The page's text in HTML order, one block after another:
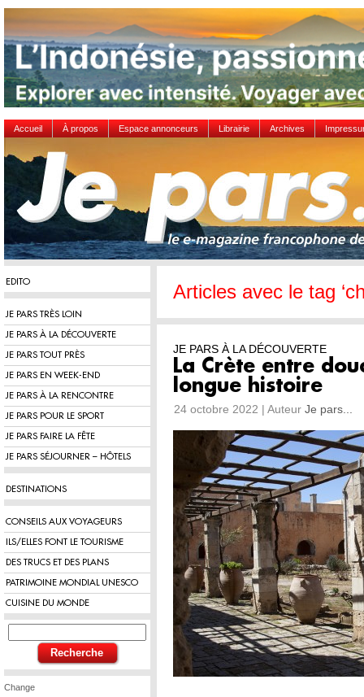
Accueil À propos Espace annonceurs Librairie Archives
EDITO
JE PARS TRÈS LOIN
JE PARS À LA DÉCOUVERTE
JE PARS TOUT PRÈS
JE PARS EN WEEK-END
JE PARS À LA RENCONTRE
JE PARS POUR LE SPORT
JE PARS FAIRE LA FÊTE
JE PARS SÉJOURNER – HÔTELS
DESTINATIONS
CONSEILS AUX VOYAGEURS
ILS/ELLES FONT LE TOURISME
DES TRUCS ET DES PLANS
PATRIMOINE MONDIAL UNESCO
CUISINE DU MONDE
Change
Articles avec le tag
JE PARS À LA DÉCOUVERTE
La Crète entre
longue histoire
24 octobre 2022 | Auteur Je pars...